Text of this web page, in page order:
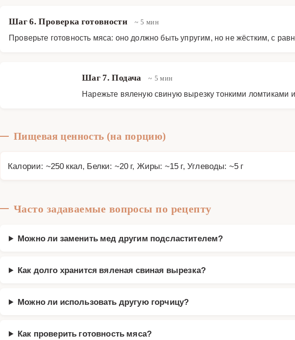
Шаг 6. Проверка готовности ~ 5 мин
Проверьте готовность мяса: оно должно быть упругим, но не жёстким, с
Шаг 7. Подача ~ 5 мин
Нарежьте вяленую свиную вырезку тонкими ломтиками
Пищевая ценность (на порцию)
Калории: ~250 ккал, Белки: ~20 г, Жиры: ~15 г, Углеводы: ~5 г
Часто задаваемые вопросы по рецепту
Можно ли заменить мед другим подсластителем?
Как долго хранится вяленая свиная вырезка?
Можно ли использовать другую горчицу?
Как проверить готовность мяса?